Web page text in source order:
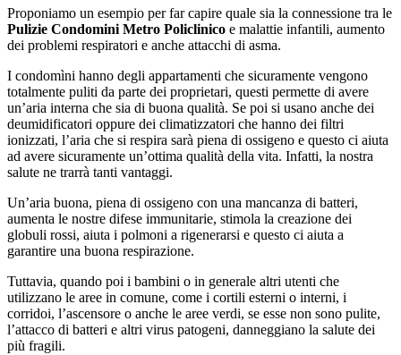
Proponiamo un esempio per far capire quale sia la connessione tra le
Pulizie Condomini Metro Policlinico e malattie infantili, aumento
dei problemi respiratori e anche attacchi di asma.
I condomìni hanno degli appartamenti che sicuramente vengono
totalmente puliti da parte dei proprietari, questi permette di avere
un’aria interna che sia di buona qualità. Se poi si usano anche dei
deumidificatori oppure dei climatizzatori che hanno dei filtri
ionizzati, l’aria che si respira sarà piena di ossigeno e questo ci aiuta
ad avere sicuramente un’ottima qualità della vita. Infatti, la nostra
salute ne trarrà tanti vantaggi.
Un’aria buona, piena di ossigeno con una mancanza di batteri,
aumenta le nostre difese immunitarie, stimola la creazione dei
globuli rossi, aiuta i polmoni a rigenerarsi e questo ci aiuta a
garantire una buona respirazione.
Tuttavia, quando poi i bambini o in generale altri utenti che
utilizzano le aree in comune, come i cortili esterni o interni, i
corridoi, l’ascensore o anche le aree verdi, se esse non sono pulite,
l’attacco di batteri e altri virus patogeni, danneggiano la salute dei
più fragili.